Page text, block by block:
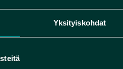
Yksityiskohdat
siirretä EU:n tai
ulkopuolelle.